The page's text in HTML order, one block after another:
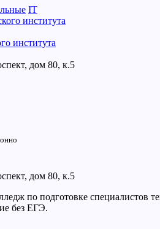
IT
института
дом 80, к.5
дом 80, к.5
по подготовке специалистов
без ЕГЭ.